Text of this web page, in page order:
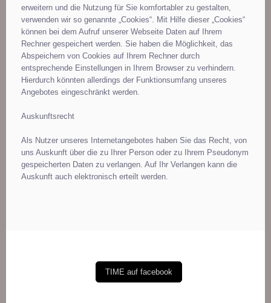
erweitern und die Nutzung für Sie komfortabler zu gestalten,
verwenden wir so genannte „Cookies“. Mit Hilfe dieser „Cookies“
können bei dem Aufruf unserer Webseite Daten auf Ihrem
Rechner gespeichert werden. Sie haben die Möglichkeit, das
Abspeichern von Cookies auf Ihrem Rechner durch
entsprechende Einstellungen in Ihrem Browser zu verhindern.
Hierdurch könnten allerdings der Funktionsumfang unseres
Angebotes eingeschränkt werden.
Auskunftsrecht
Als Nutzer unseres Internetangebotes haben Sie das Recht, von
uns Auskunft über die zu Ihrer Person oder zu Ihrem Pseudonym
gespeicherten Daten zu verlangen. Auf Ihr Verlangen kann die
Auskunft auch elektronisch erteilt werden.
TIME auf facebook